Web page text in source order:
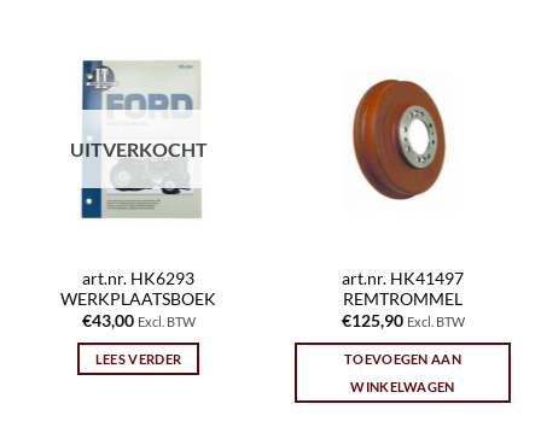
UITVERKOCHT
art.nr. HK6293
WERKPLAATSBOEK
€43,00 Excl. BTW
LEES VERDER
art.nr. HK41497
REMTROMMEL
€125,90 Excl. BTW
TOEVOEGEN AAN
WINKELWAGEN